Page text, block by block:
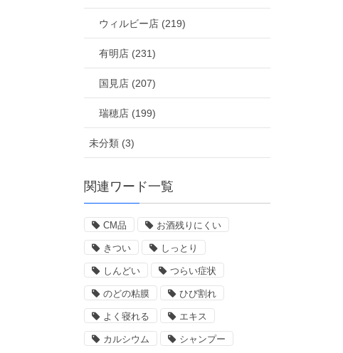
ウィルビー店 (219)
有明店 (231)
国見店 (207)
瑞穂店 (199)
未分類 (3)
関連ワード一覧
CM品 お酒残りにくい
きつい しっとり
しんどい つらい症状
のどの粘膜 ひび割れ
よく寝れる エキス
カルシウム シャンプー